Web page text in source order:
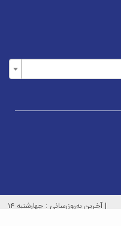
|
آخرین به‌روزرسانی : چهارشنبه ۱۴